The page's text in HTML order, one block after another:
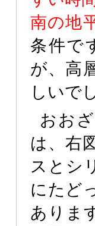
南の地
条件で
が、高
しいで
おお
は、右
スとシ
にたど
ありま